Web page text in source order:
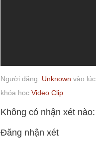
Người đăng: Unknown vào lúc
khóa học Video Clip
Không có nhận xét nào:
Đăng nhận xét